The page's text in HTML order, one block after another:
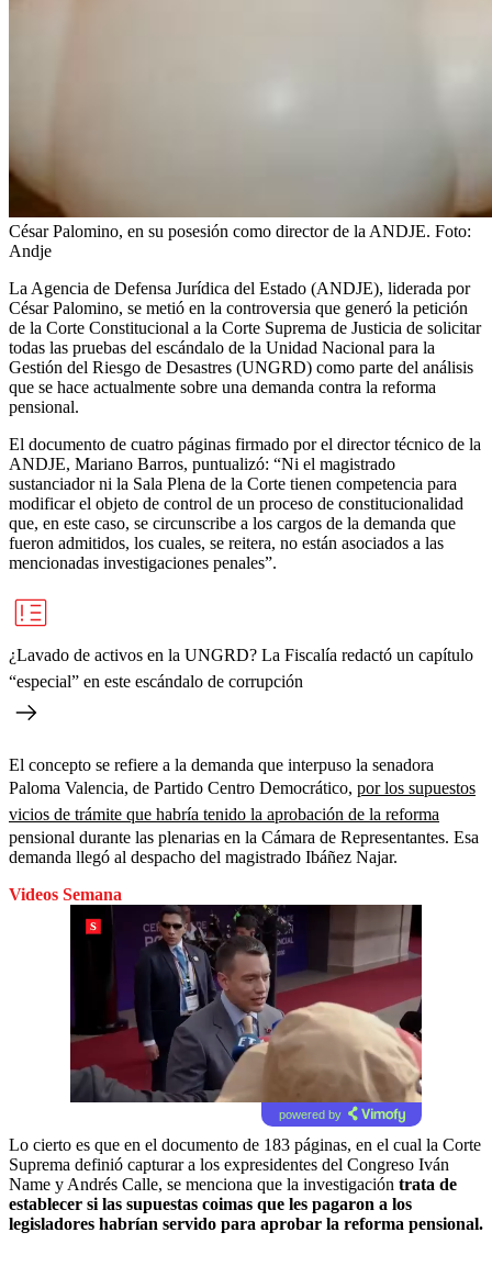
César Palomino, en su posesión como director de la ANDJE. Foto:
Andje
La Agencia de Defensa Jurídica del Estado (ANDJE), liderada por
César Palomino, se metió en la controversia que generó la petición
de la Corte Constitucional a la Corte Suprema de Justicia de solicitar
todas las pruebas del escándalo de la Unidad Nacional para la
Gestión del Riesgo de Desastres (UNGRD) como parte del análisis
que se hace actualmente sobre una demanda contra la reforma
pensional.
El documento de cuatro páginas firmado por el director técnico de la
ANDJE, Mariano Barros, puntualizó: “Ni el magistrado
sustanciador ni la Sala Plena de la Corte tienen competencia para
modificar el objeto de control de un proceso de constitucionalidad
que, en este caso, se circunscribe a los cargos de la demanda que
fueron admitidos, los cuales, se reitera, no están asociados a las
mencionadas investigaciones penales”.
¿Lavado de activos en la UNGRD? La Fiscalía redactó un capítulo
“especial” en este escándalo de corrupción
El concepto se refiere a la demanda que interpuso la senadora
Paloma Valencia, de Partido Centro Democrático, por los supuestos
vicios de trámite que habría tenido la aprobación de la reforma
pensional durante las plenarias en la Cámara de Representantes. Esa
demanda llegó al despacho del magistrado Ibáñez Najar.
Videos Semana
powered by
Lo cierto es que en el documento de 183 páginas, en el cual la Corte
Suprema definió capturar a los expresidentes del Congreso Iván
Name y Andrés Calle, se menciona que la investigación trata de
establecer si las supuestas coimas que les pagaron a los
legisladores habrían servido para aprobar la reforma pensional.